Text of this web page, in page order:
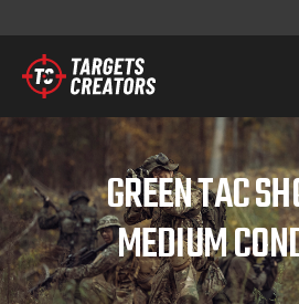
KONTAKT
TC GROUP
STRZELECTWO
SZKOLENIA DLA SŁUŻB
GREEN TAC
MEDIUM